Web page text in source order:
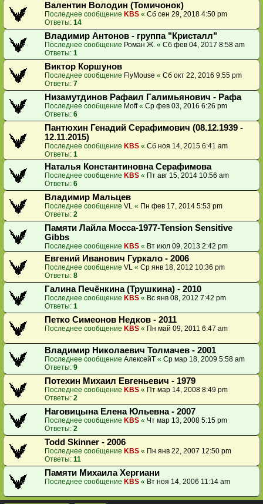
Валентин Володин (Томичонок)
Последнее сообщение KBS « Сб сен 29, 2018 4:50 pm
Ответы: 14
Владимир Антонов - группа "Кристалл"
Последнее сообщение Роман Ж. « Сб фев 04, 2017 8:58 am
Ответы: 1
Виктор Коршунов
Последнее сообщение FlyMouse « Сб окт 22, 2016 9:55 pm
Ответы: 7
Низамутдинов Рафаил Галимьянович - Рафа
Последнее сообщение Moff« Ср фев 03, 2016 6:26 pm
Ответы: 6
Пантюхин Генадий Серафимович (08.12.1939 -
12.11.2015)
Последнее сообщение KBS « Сб ноя 14, 2015 6:41 am
Ответы: 1
Наталья Константиновна Серафимова
Последнее сообщение KBS « Пт авг 15, 2014 10:56 am
Ответы: 6
Владимир Мальцев
Последнее сообщение VL « Пн фев 17, 2014 5:53 pm
Ответы: 2
Памяти Лайла Мосса-1977-Tension Sensitive
Gibbs
Последнее сообщение KBS « Вт июл 09, 2013 2:42 pm
Евгений Иванович Гуркало - 2006
Последнее сообщение VL « Ср янв 18, 2012 10:36 pm
Ответы: 8
Галина Печёнкина (Трушкина) - 2010
Последнее сообщение KBS « Вс янв 08, 2012 7:42 pm
Ответы: 1
Петко Симеонов Недков - 2011
Последнее сообщение KBS « Пн май 09, 2011 6:47 am
Владимир Николаевич Толмачев - 2001
Последнее сообщение АлексейТ « Ср мар 18, 2009 5:58 am
Ответы: 9
Потехин Михаил Евгеньевич - 1979
Последнее сообщение KBS « Пт мар 14, 2008 8:49 pm
Ответы: 2
Наговицына Елена Юльевна - 2007
Последнее сообщение KBS « Чт мар 13, 2008 5:15 pm
Ответы: 2
Todd Skinner - 2006
Последнее сообщение KBS « Пн янв 22, 2007 12:50 pm
Ответы: 11
Памяти Михаила Хергиани
Последнее сообщение KBS « Вт ноя 14, 2006 11:14 am